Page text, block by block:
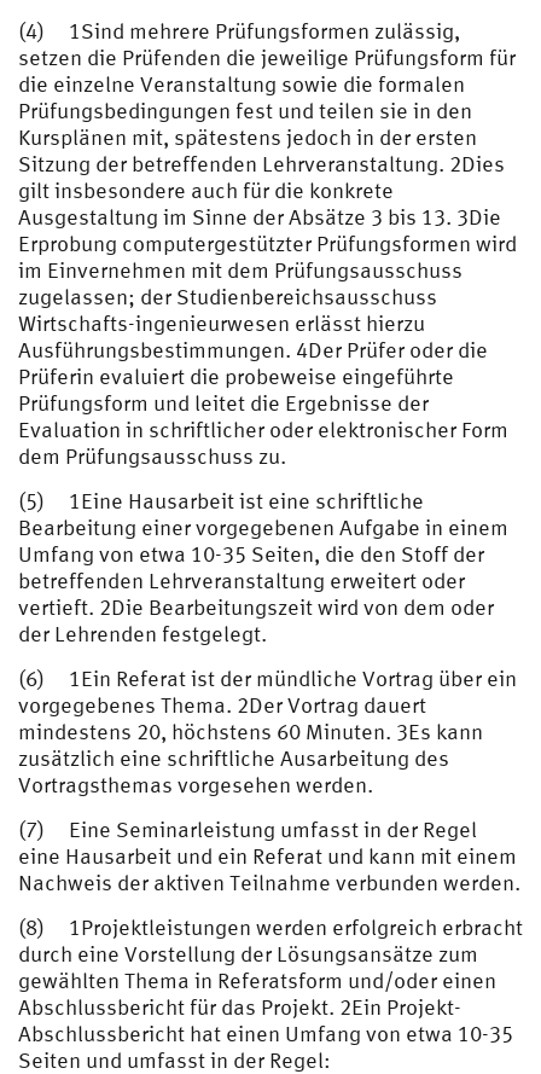
(4) 1Sind mehrere Prüfungsformen zulässig,
setzen die Prüfenden die jeweilige Prüfungsform für
die einzelne Veranstaltung sowie die formalen
Prüfungsbedingungen fest und teilen sie in den
Kursplänen mit, spätestens jedoch in der ersten
Sitzung der betreffenden Lehrveranstaltung. 2Dies
gilt insbesondere auch für die konkrete
Ausgestaltung im Sinne der Absätze 3 bis 13. 3Die
Erprobung computergestützter Prüfungsformen wird
im Einvernehmen mit dem Prüfungsausschuss
zugelassen; der Studienbereichsausschuss
Wirtschafts-ingenieurwesen erlässt hierzu
Ausführungsbestimmungen. 4Der Prüfer oder die
Prüferin evaluiert die probeweise eingeführte
Prüfungsform und leitet die Ergebnisse der
Evaluation in schriftlicher oder elektronischer Form
dem Prüfungsausschuss zu.
(5) 1Eine Hausarbeit ist eine schriftliche
Bearbeitung einer vorgegebenen Aufgabe in einem
Umfang von etwa 10-35 Seiten, die den Stoff der
betreffenden Lehrveranstaltung erweitert oder
vertieft. 2Die Bearbeitungszeit wird von dem oder
der Lehrenden festgelegt.
(6) 1Ein Referat ist der mündliche Vortrag über ein
vorgegebenes Thema. 2Der Vortrag dauert
mindestens 20, höchstens 60 Minuten. 3Es kann
zusätzlich eine schriftliche Ausarbeitung des
Vortragsthemas vorgesehen werden.
(7) Eine Seminarleistung umfasst in der Regel
eine Hausarbeit und ein Referat und kann mit einem
Nachweis der aktiven Teilnahme verbunden werden.
(8) 1Projektleistungen werden erfolgreich erbracht
durch eine Vorstellung der Lösungsansätze zum
gewählten Thema in Referatsform und/oder einen
Abschlussbericht für das Projekt. 2Ein Projekt-
Abschlussbericht hat einen Umfang von etwa 10-35
Seiten und umfasst in der Regel: